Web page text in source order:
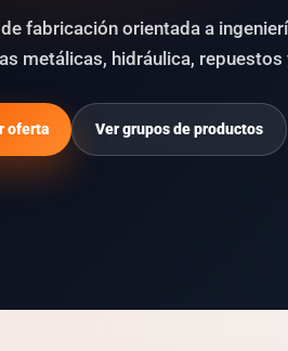
fabricación orientada a
metálicas, hidráulica,
oferta Ver grupos de productos